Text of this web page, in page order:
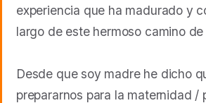
experiencia que ha madurado y
largo de este hermoso camino
Desde que soy madre he dicho
prepararnos para la maternidad /